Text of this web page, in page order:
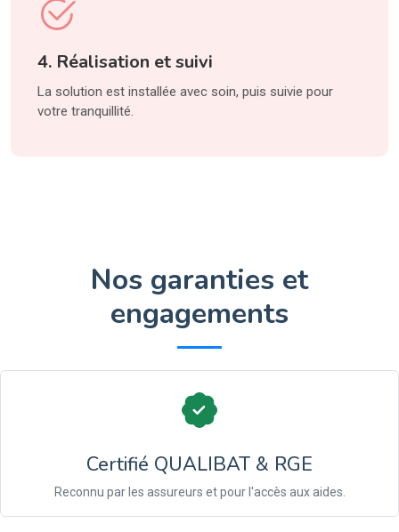
4. Réalisation et suivi
La solution est installée avec soin, puis suivie pour
votre tranquillité.
Nos garanties et
engagements
Certifié QUALIBAT & RGE
Reconnu par les assureurs et pour l'accès aux aides.